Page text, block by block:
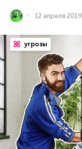
12 апреля 2019
угрозы